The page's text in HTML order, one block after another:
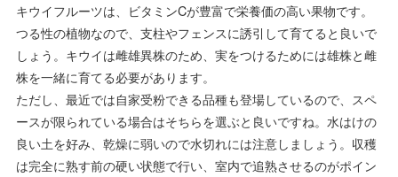
キウイフルーツは、ビタミンCが豊富で栄養価の高い果物です。
つる性の植物なので、支柱やフェンスに誘引して育てると良いで
しょう。キウイは雌雄異株のため、実をつけるためには雄株と雌
株を一緒に育てる必要があります。
ただし、最近では自家受粉できる品種も登場しているので、スペ
ースが限られている場合はそちらを選ぶと良いですね。水はけの
良い土を好み、乾燥に弱いので水切れには注意しましょう。収穫
は完全に熟す前の硬い状態で行い、室内で追熟させるのがポイン